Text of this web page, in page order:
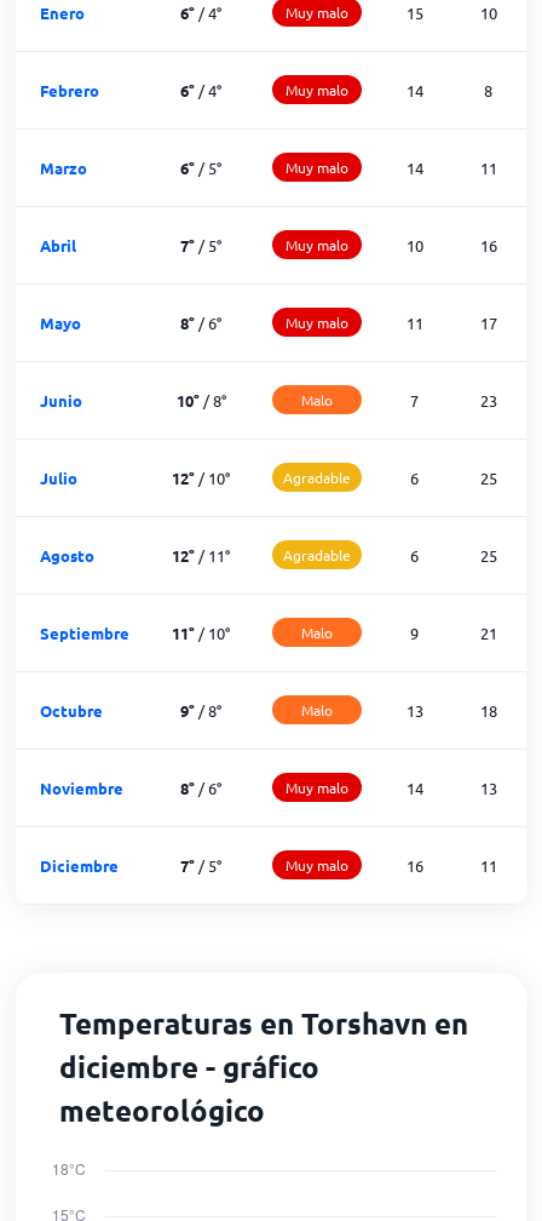
Enero 6° /4° Muy malo 15 10
Febrero 6° /4° Muy malo 14 8
Marzo 6° /5° Muy malo 14 11
Abril 7° /5° Muy malo 10 16
Mayo 8° /6° Muy malo 11 17
Junio 10°/8° Malo 7 23
Julio 12° /10° Agradable 6 25
Agosto 12° /11° Agradable 6 25
Septiembre 11° /10° Malo 9 21
Octubre 9° /8° Malo 13 18
Noviembre 8° /6° Muy malo 14 13
Diciembre 7° /5° Muy malo 16 11
Temperaturas en Torshavn en
diciembre - gráfico
meteorológico